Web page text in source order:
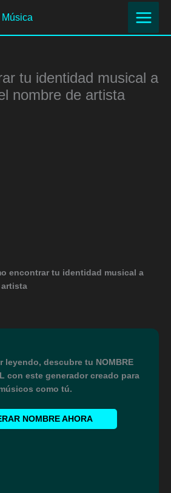
tu identidad musical a
nombre de artista
encontrar tu identidad musical a
leyendo, descubre tu NOMBRE
con este generador creado para
como tú.
NOMBRE AHORA